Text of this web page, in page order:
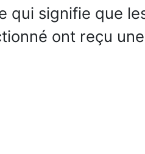
qui signifie que
ont reçu une